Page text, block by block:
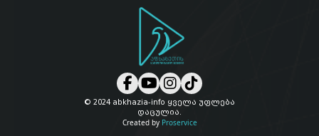
© 2024 abkhazia-info ყველა უფლება
დაცულია.
Created by Proservice